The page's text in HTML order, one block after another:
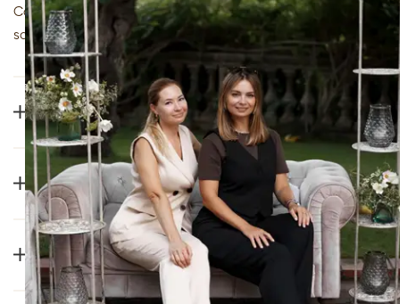
Cada boda es única y especial. Podríais escribirnos para
saber más.
¿Cómo es la etapa de preparación y
cuánto suele durar?
¿Cuál es el sistema de pago?
¿Cuáles son las funciones de la Agencia?